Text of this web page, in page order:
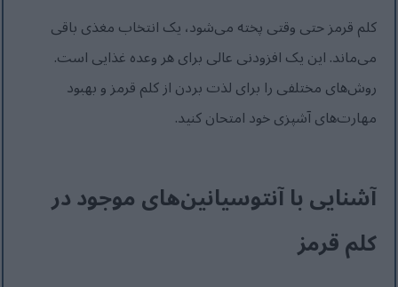
کلم قرمز حتی وقتی پخته می‌شود، یک انتخاب مغذی باقی
می‌ماند. این یک افزودنی عالی برای هر وعده غذایی است.
روش‌های مختلفی را برای لذت بردن از کلم قرمز و بهبود
مهارت‌های آشپزی خود امتحان کنید.
آشنایی با آنتوسیانین‌های موجود در
کلم قرمز